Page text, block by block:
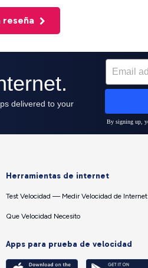
reseña
Herramientas de internet
Test Velocidad — Medir Velocidad de Internet
Que Velocidad Necesito
Apps para prueba de velocidad